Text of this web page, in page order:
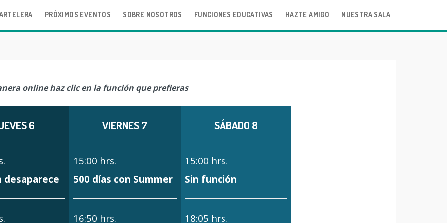
PRÓXIMOS EVENTOS SOBRE NOSOTROS FUNCIONES EDUCATIVAS HAZTE AMIGO NUESTRA SALA
online haz clic en la función que prefieras
6
desaparece
VIERNES 7
15:00 hrs.
500 días con Summer
16:50 hrs.
SÁBADO 8
15:00 hrs.
Sin función
18:05 hrs.